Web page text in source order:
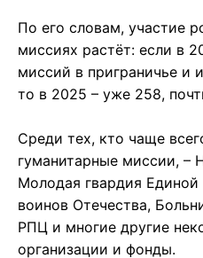
По его словам, участие
миссиях растёт: если в
миссий в приграничье и
то в 2025 – уже 258,
Среди тех, кто чаще
гуманитарные миссии, –
Молодая гвардия
воинов Отечества,
РПЦ и многие другие
организации и фонды.